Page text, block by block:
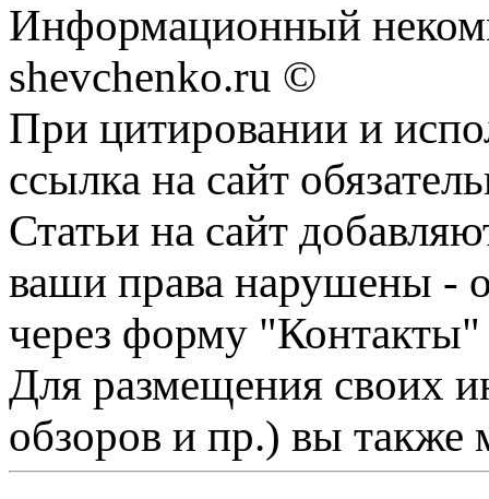
Информационный
shevchenko.ru ©
При цитировании и
ссылка на сайт
Статьи на сайт
ваши права нарушены -
через форму "Контакты"
Для размещения своих
обзоров и пр.) вы также